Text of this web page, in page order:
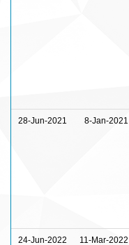
28-Jun-2021 8-Jan-2021
24-Jun-2022 11-Mar-2022